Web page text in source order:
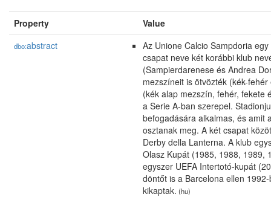
Property Value
dbo:abstract
Az Unione Calcio Sampdoria
csapat neve két korábbi klub
(Sampierdarenese és Andrea
mezszíneit is ötvözték (kék-
(kék alap mezszín, fehér, fekete
a Serie A-ban szerepel.
befogadására alkalmas, és amit
osztanak meg. A két csapat
Derby della Lanterna. A klub
Olasz Kupát (1985, 1988, 1989,
egyszer UEFA Intertotó-kupát
döntőt is a Barcelona ellen
kikaptak. (hu)